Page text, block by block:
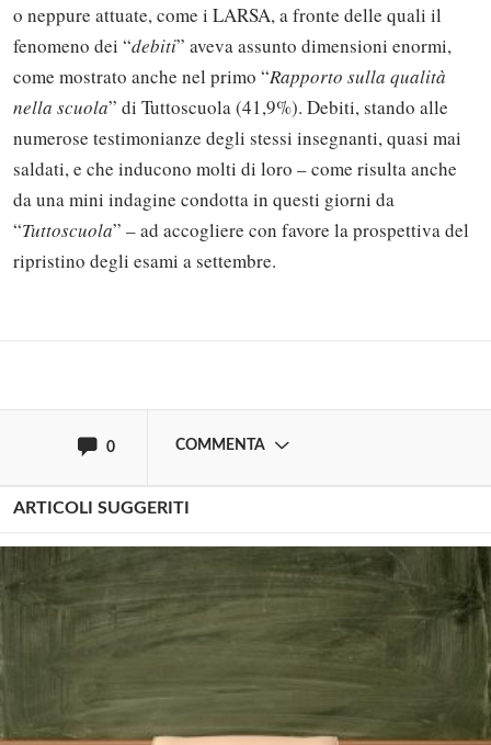
o neppure attuate, come i LARSA, a fronte delle quali il
fenomeno dei “debiti” aveva assunto dimensioni enormi,
come mostrato anche nel primo “Rapporto sulla qualità
nella scuola” di Tuttoscuola (41,9%). Debiti, stando alle
numerose testimonianze degli stessi insegnanti, quasi mai
saldati, e che inducono molti di loro – come risulta anche
da una mini indagine condotta in questi giorni da
“Tuttoscuola” – ad accogliere con favore la prospettiva del
ripristino degli esami a settembre.
0 COMMENTA
Solo gli utenti registrati possono
commentare!
ARTICOLI SUGGERITI